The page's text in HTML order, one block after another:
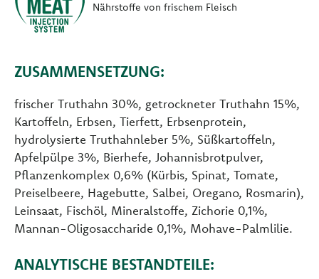
Nährstoffe von frischem Fleisch
ZUSAMMENSETZUNG:
frischer Truthahn 30%, getrockneter Truthahn 15%,
Kartoffeln, Erbsen, Tierfett, Erbsenprotein,
hydrolysierte Truthahnleber 5%, Süßkartoffeln,
Apfelpülpe 3%, Bierhefe, Johannisbrotpulver,
Pflanzenkomplex 0,6% (Kürbis, Spinat, Tomate,
Preiselbeere, Hagebutte, Salbei, Oregano, Rosmarin),
Leinsaat, Fischöl, Mineralstoffe, Zichorie 0,1%,
Mannan-Oligosaccharide 0,1%, Mohave-Palmlilie.
ANALYTISCHE BESTANDTEILE: